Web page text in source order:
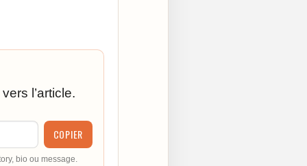
l’article.
COPIER
bio ou message.